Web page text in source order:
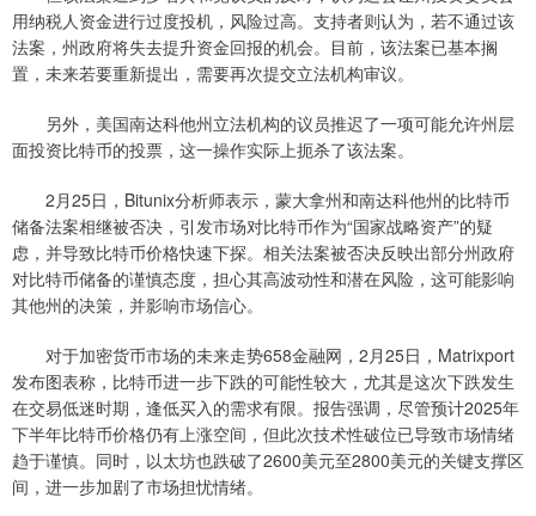
用纳税人资金进行过度投机，风险过高。支持者则认为，若不通过该
法案，州政府将失去提升资金回报的机会。目前，该法案已基本搁
置，未来若要重新提出，需要再次提交立法机构审议。
另外，美国南达科他州立法机构的议员推迟了一项可能允许州层
面投资比特币的投票，这一操作实际上扼杀了该法案。
2月25日，Bitunix分析师表示，蒙大拿州和南达科他州的比特币
储备法案相继被否决，引发市场对比特币作为“国家战略资产”的疑
虑，并导致比特币价格快速下探。相关法案被否决反映出部分州政府
对比特币储备的谨慎态度，担心其高波动性和潜在风险，这可能影响
其他州的决策，并影响市场信心。
对于加密货币市场的未来走势658金融网，2月25日，Matrixport
发布图表称，比特币进一步下跌的可能性较大，尤其是这次下跌发生
在交易低迷时期，逢低买入的需求有限。报告强调，尽管预计2025年
下半年比特币价格仍有上涨空间，但此次技术性破位已导致市场情绪
趋于谨慎。同时，以太坊也跌破了2600美元至2800美元的关键支撑区
间，进一步加剧了市场担忧情绪。